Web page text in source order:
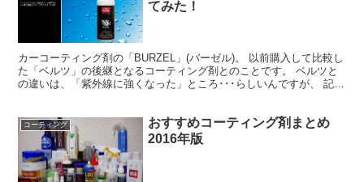
てみた！
カーコーティング剤の「BURZEL」(バーゼル)。 以前購入して比較し
た「ベルツ」の後継となるコーティング剤とのことです。 ベルツと
の違いは、「紫外線に強くなった」ところ･･･らしいんですが、 記事
コーティング
おすすめコーティング剤まとめ
2016年版